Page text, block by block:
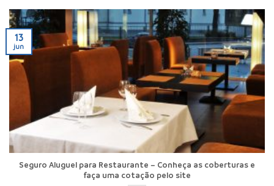
Seguro Aluguel para Restaurante – Conheça as coberturas e
faça uma cotação pelo site
13
jun